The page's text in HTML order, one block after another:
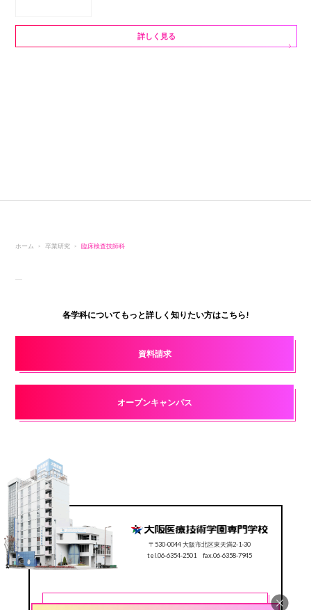
詳しく見る
ホーム 卒業研究 臨床検査技師科
各学科についてもっと詳しく知りたい方はこちら!
資料請求
オープンキャンパス
〒530-0044 大阪市北区東天満2-1-30
tel.06-6354-2501 fax.06-6358-7945
CONTACT